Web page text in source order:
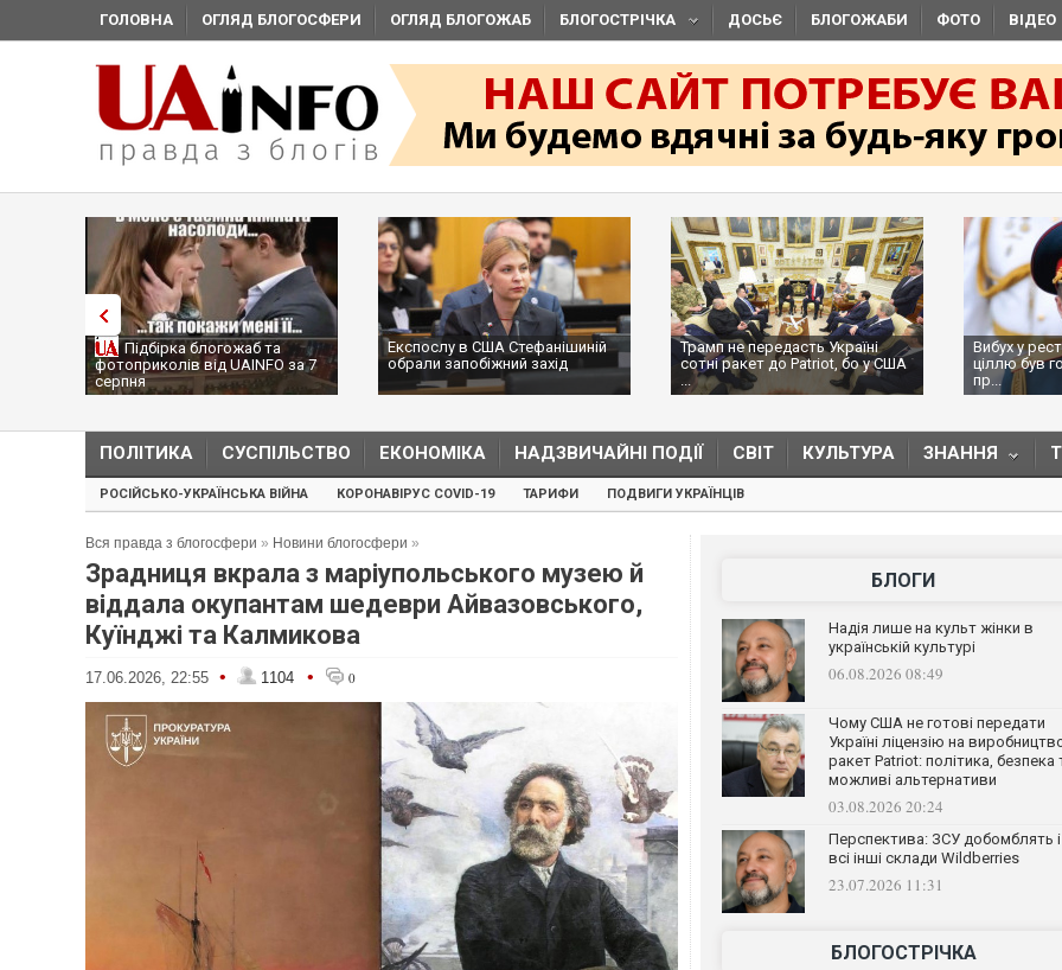
ГОЛОВНА ОГЛЯД БЛОГОСФЕРИ ОГЛЯД БЛОГОЖАБ БЛОГОСТРІЧКА ДОСЬЄ БЛОГОЖАБИ ФОТО ВІДЕО
Підбірка блогожаб та
фотоприколів від UAINFO за 7
серпня
Експослу в США Стефанішиній
обрали запобіжний захід
Трамп не передасть Україні
сотні ракет до Patriot, бо у США
...
Вибух у
ціллю був
пр...
ПОЛІТИКА СУСПІЛЬСТВО ЕКОНОМІКА НАДЗВИЧАЙНІ ПОДІЇ СВІТ КУЛЬТУРА ЗНАННЯ
РОСІЙСЬКО-УКРАЇНСЬКА ВІЙНА КОРОНАВІРУС COVID-19 ТАРИФИ ПОДВИГИ УКРАЇНЦІВ
Вся правда з блогосфери » Новини блогосфери »
Зрадниця вкрала з маріупольського музею й
віддала окупантам шедеври Айвазовського,
Куїнджі та Калмикова
17.06.2026, 22:55 • 1104 • 0
БЛОГИ
Надія лише на культ жінки в
українській культурі
06.08.2026 08:49
Чому США не готові передати
Україні ліцензію на
ракет Patriot: політика, безпека
можливі альтернативи
03.08.2026 20:24
Перспектива: ЗСУ добомблять і
всі інші склади Wildberries
23.07.2026 11:31
БЛОГОСТРІЧКА